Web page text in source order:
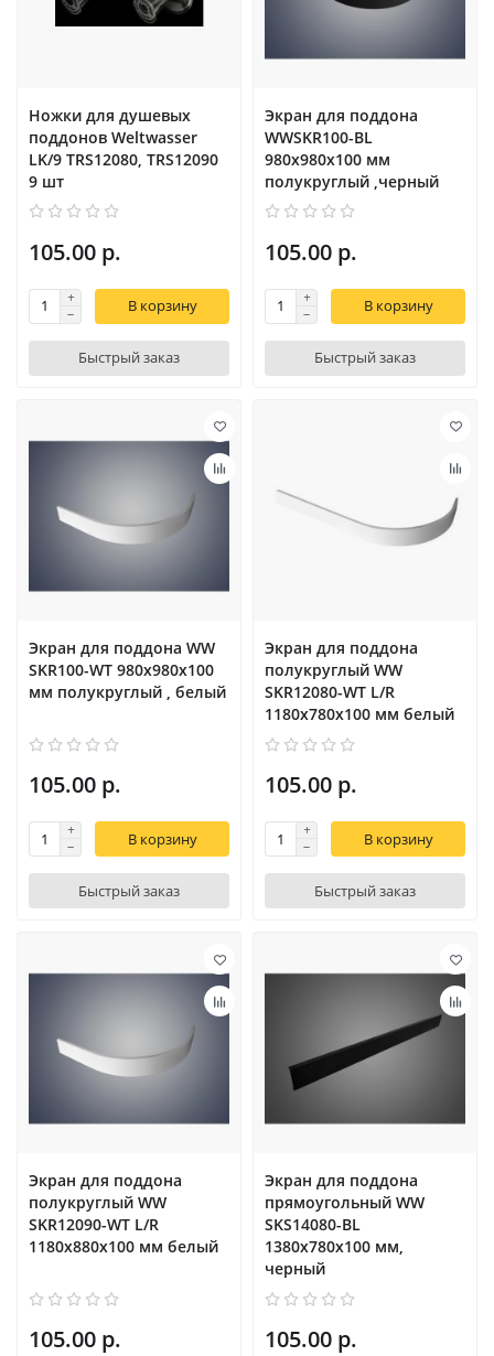
Ножки для душевых
поддонов Weltwasser
LK/9 TRS12080, TRS12090
9 шт
105.00 р.
В корзину
Быстрый заказ
Экран для поддона
WWSKR100-BL
980х980х100 мм
полукруглый ,черный
105.00 р.
В корзину
Быстрый заказ
Экран для поддона WW
SKR100-WT 980х980х100
мм полукруглый , белый
105.00 р.
В корзину
Быстрый заказ
Экран для поддона
полукруглый WW
SKR12080-WT L/R
1180х780х100 мм белый
105.00 р.
В корзину
Быстрый заказ
Экран для поддона
полукруглый WW
SKR12090-WT L/R
1180х880х100 мм белый
105.00 р.
Экран для поддона
прямоугольный WW
SKS14080-BL
1380х780х100 мм,
черный
105.00 р.